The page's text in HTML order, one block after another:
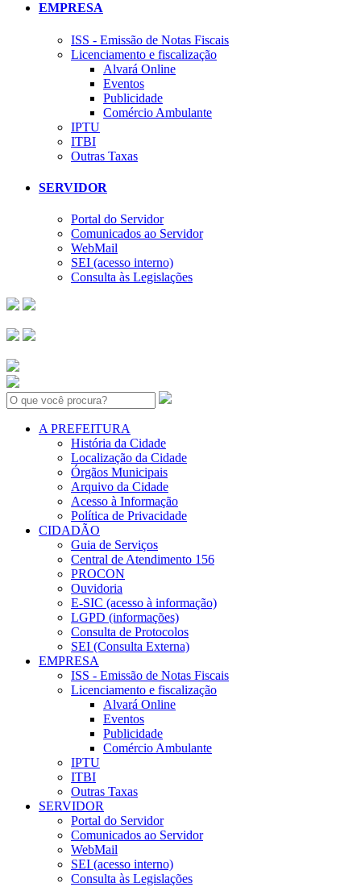
EMPRESA
ISS - Emissão de Notas Fiscais
Licenciamento e fiscalização
Alvará Online
Eventos
Publicidade
Comércio Ambulante
IPTU
ITBI
Outras Taxas
SERVIDOR
Portal do Servidor
Comunicados ao Servidor
WebMail
SEI (acesso interno)
Consulta às Legislações
Search:
A PREFEITURA
História da Cidade
Localização da Cidade
Órgãos Municipais
Arquivo da Cidade
Acesso à Informação
Política de Privacidade
CIDADÃO
Guia de Serviços
Central de Atendimento 156
PROCON
Ouvidoria
E-SIC (acesso à informação)
LGPD (informações)
Consulta de Protocolos
SEI (Consulta Externa)
EMPRESA
ISS - Emissão de Notas Fiscais
Licenciamento e fiscalização
Alvará Online
Eventos
Publicidade
Comércio Ambulante
IPTU
ITBI
Outras Taxas
SERVIDOR
Portal do Servidor
Comunicados ao Servidor
WebMail
SEI (acesso interno)
Consulta às Legislações